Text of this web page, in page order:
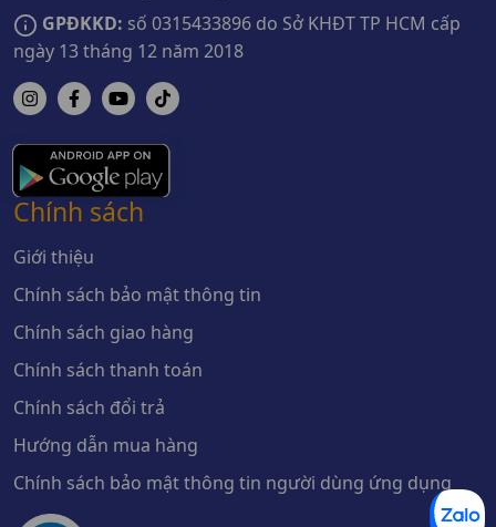
GPĐKKD: số 0315433896 do Sở KHĐT TP HCM cấp
ngày 13 tháng 12 năm 2018
Chính sách
Giới thiệu
Chính sách bảo mật thông tin
Chính sách giao hàng
Chính sách thanh toán
Chính sách đổi trả
Hướng dẫn mua hàng
Chính sách bảo mật thông tin người dùng ứng dụng